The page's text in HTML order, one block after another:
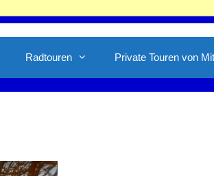
Radtouren Private Touren von